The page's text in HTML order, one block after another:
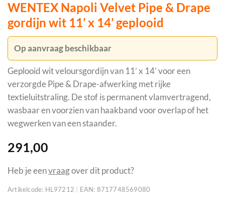
WENTEX Napoli Velvet Pipe & Drape
gordijn wit 11’ x 14’ geplooid
Op aanvraag beschikbaar
Geplooid wit veloursgordijn van 11’ x 14’ voor een
verzorgde Pipe & Drape-afwerking met rijke
textieluitstraling. De stof is permanent vlamvertragend,
wasbaar en voorzien van haakband voor overlap of het
wegwerken van een staander.
291,00
Heb je eenvraagover dit product?
Artikelcode: HL97212 | EAN: 8717748569080